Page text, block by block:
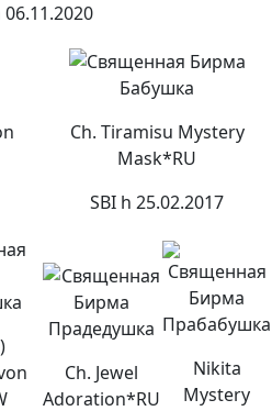
06.11.2020
Бабушка
Ch. Tiramisu Mystery
Mask*RU
SBI h 25.02.2017
Прадедушка
Ch. Jewel
Adoration*RU
Прабабушка
Nikita
Mystery